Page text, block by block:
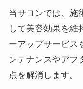
当サロンでは、施
して美容効果を維
ーアップサービス
ンテナンスやアフ
点を解消します。